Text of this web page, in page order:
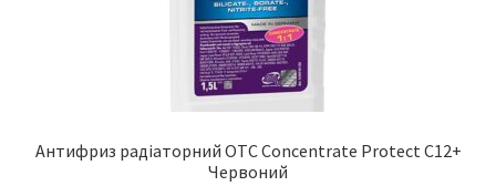
Антифриз радіаторний OTC Concentrate Protect C12+
Червоний